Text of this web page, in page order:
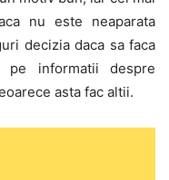
nu este neaparata
decizia daca sa faca
pe informatii despre
asta fac altii.